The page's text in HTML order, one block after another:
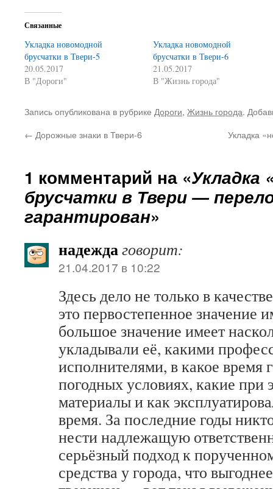
Связанные
Укладка новомодной
брусчатки в Твери-5
20.05.2017
В "Дороги"
Укладка новомодной
брусчатки в Твери-6
21.05.2017
В "Жизнь города"
Запись опубликована в рубрике Дороги, Жизнь города.
← Дорожные знаки в Твери-6 Укладка
1 комментарий на «Укладка
брусчатки в Твери —
гарантирован»
надеждаговорит:
21.04.2017 в 10:22
Здесь дело не только в
это первостепенное значение
большое значение имеет
укладывали её, какими
исполнителями, в какое время
погодных условиях, какие при
материалы и как
время. За последние годы
нести надлежащую
серьёзный подход к
средства у города, что